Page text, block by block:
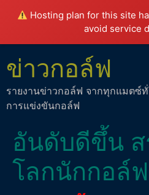
Hosting plan for this site
avoid service
ข่าวกอล์ฟ
รายงานข่าวกอล์ฟ จากทุกแมตซ์
การแข่งขันกอล์ฟ
อันดับดีขึ้น
โลกนักกอล์